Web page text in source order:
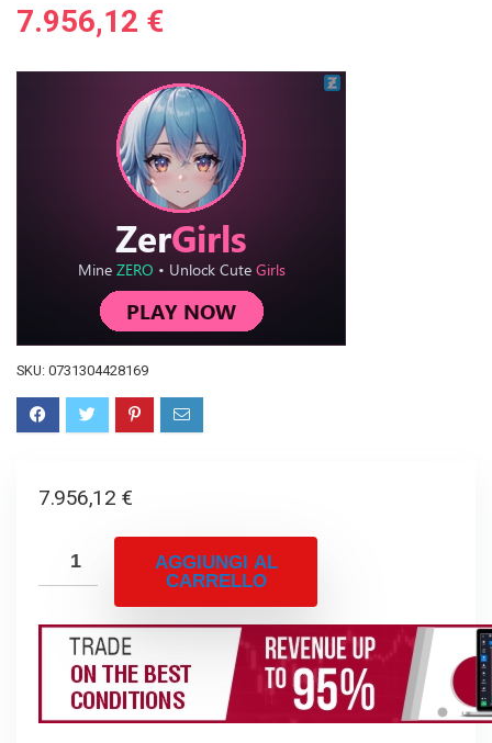
7.956,12 €
SKU: 0731304428169
7.956,12 €
AGGIUNGI AL
CARRELLO